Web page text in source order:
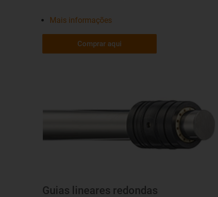
Mais informações
Comprar aqui
Guias lineares redondas